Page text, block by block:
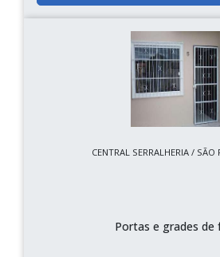
CENTRAL SERRALHERIA / SÃO
Portas e grades de